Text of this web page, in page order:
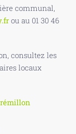
communal,
ou au 01 30 46
consultez les
locaux